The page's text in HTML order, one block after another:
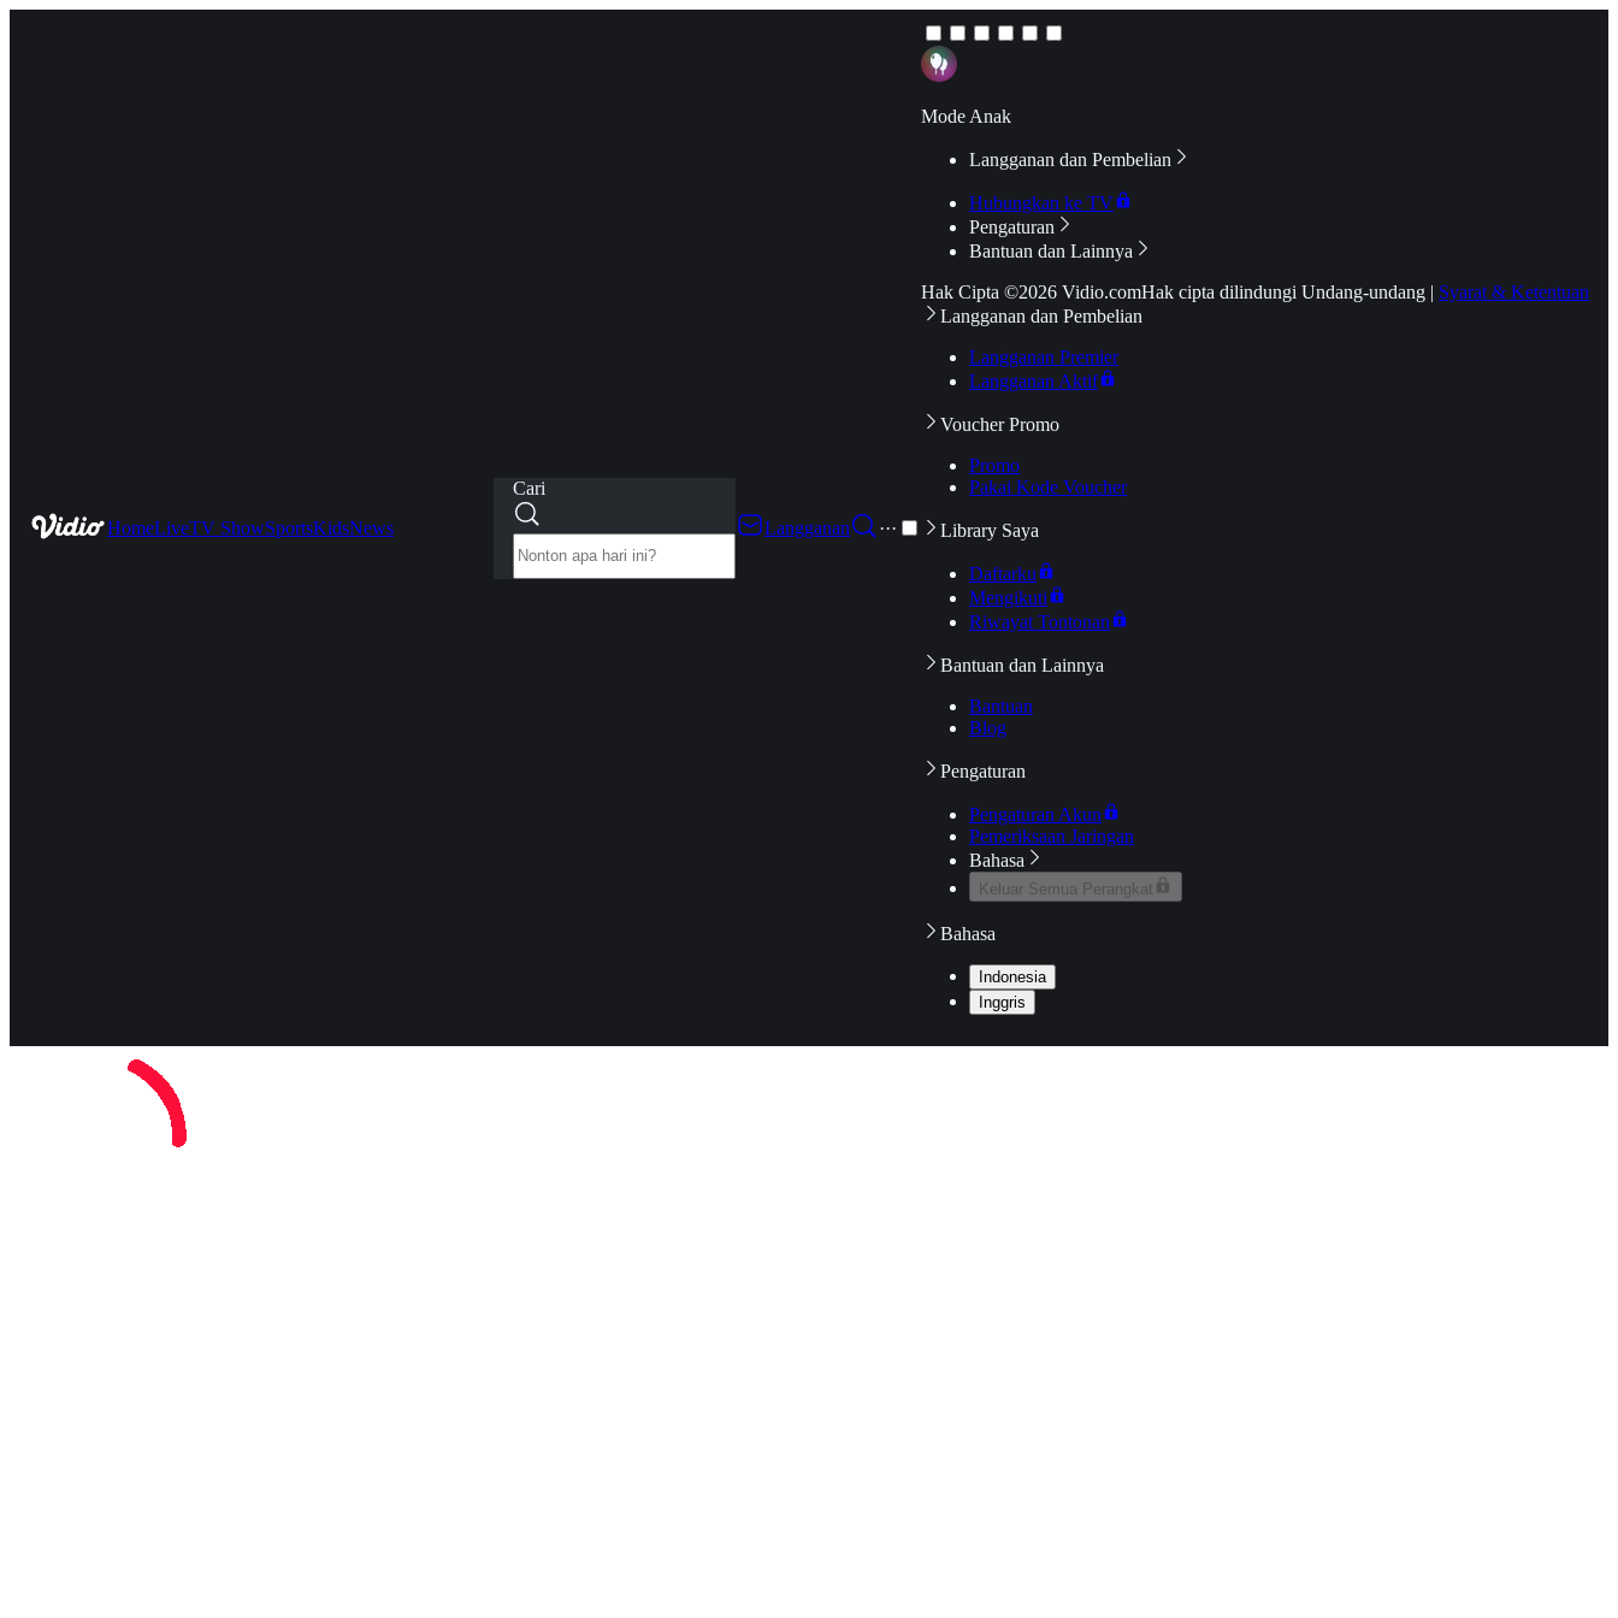
HomeLiveTV ShowSportsKidsNews
Cari
Langganan
···
Mode Anak
Langganan dan Pembelian
Hubungkan ke TV
Pengaturan
Bantuan dan Lainnya
Hak Cipta ©2026 Vidio.comHak cipta dilindungi Undang-undang | Syarat & Ketentuan
Langganan dan Pembelian
Langganan Premier
Langganan Aktif
Voucher Promo
Promo
Pakai Kode Voucher
Library Saya
Daftarku
Mengikuti
Riwayat Tontonan
Bantuan dan Lainnya
Bantuan
Blog
Pengaturan
Pengaturan Akun
Pemeriksaan Jaringan
Bahasa
Keluar Semua Perangkat
Bahasa
Indonesia
Inggris